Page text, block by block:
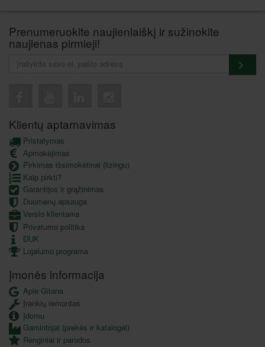
Prenumeruokite naujienlaiškį ir sužinokite
naujienas pirmieji!
Klientų aptarnavimas
Pristatymas
Apmokėjimas
Pirkimas išsimokėtinai (lizingu)
Kaip pirkti?
Garantijos ir grąžinimas
Duomenų apsauga
Verslo klientams
Privatumo politika
DUK
Lojalumo programa
Įmonės informacija
Apie Gitana
Įrankių remontas
Įdomu
Gamintojai (prekės ir katalogai)
Renginiai ir parodos